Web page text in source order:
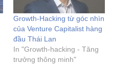
Growth-Hacking từ góc nhìn
của Venture Capitalist hàng
đầu Thái Lan
In "Growth-hacking - Tăng
trưởng thông minh"